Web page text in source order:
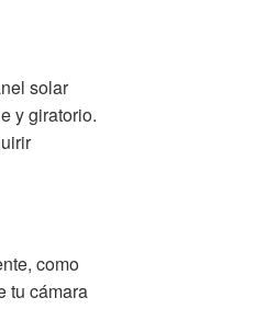
solar
y giratorio.
como
tu cámara